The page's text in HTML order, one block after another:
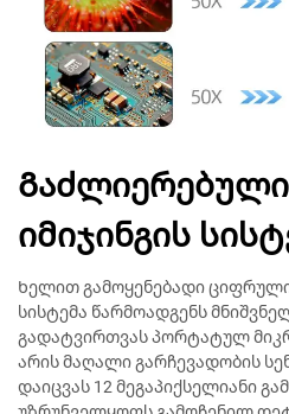
იმიჯინგის
Ხელით გამოყენებადი ციფრული
სისტემა წარმოადგენს
გადატვირთვას პორტატულ
არის მაღალი გარჩევადობის
დაიცვას 12 მეგაპიქსელიანი